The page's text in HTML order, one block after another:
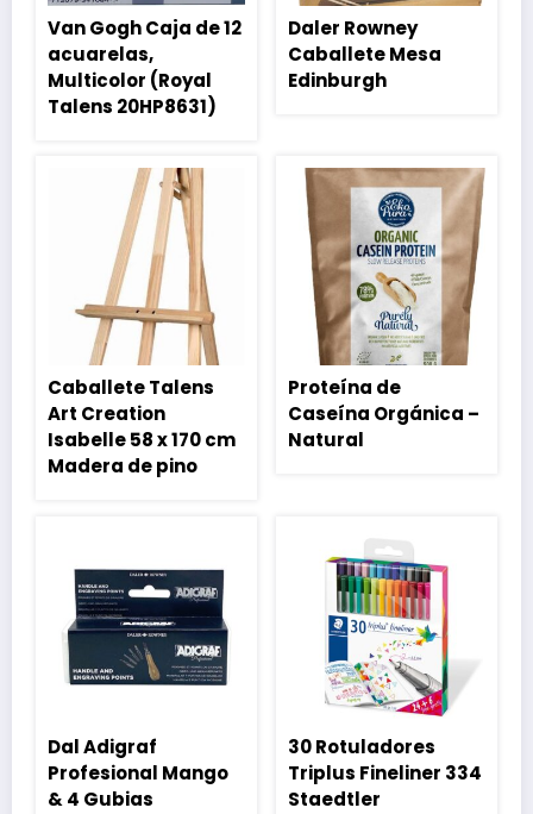
Van Gogh Caja de 12
acuarelas,
Multicolor (Royal
Talens 20HP8631)
Daler Rowney
Caballete Mesa
Edinburgh
Caballete Talens
Art Creation
Isabelle 58 x 170 cm
Madera de pino
Proteína de
Caseína Orgánica –
Natural
Dal Adigraf
Profesional Mango
& 4 Gubias
30 Rotuladores
Triplus Fineliner 334
Staedtler